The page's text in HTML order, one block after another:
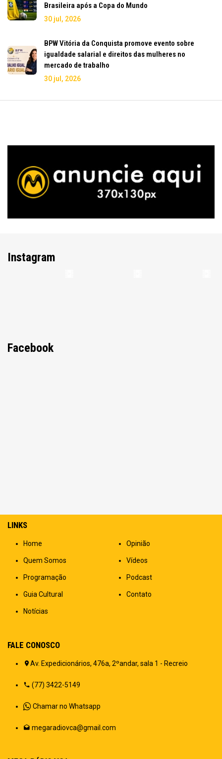
Brasileira após a Copa do Mundo
30 jul, 2026
BPW Vitória da Conquista promove evento sobre
igualdade salarial e direitos das mulheres no
mercado de trabalho
30 jul, 2026
Instagram
Facebook
LINKS
Home
Quem Somos
Programação
Guia Cultural
Notícias
Opinião
Vídeos
Podcast
Contato
FALE CONOSCO
Av. Expedicionários, 476a, 2ºandar, sala 1 - Recreio
(77) 3422-5149
Chamar no Whatsapp
megaradiovca@gmail.com